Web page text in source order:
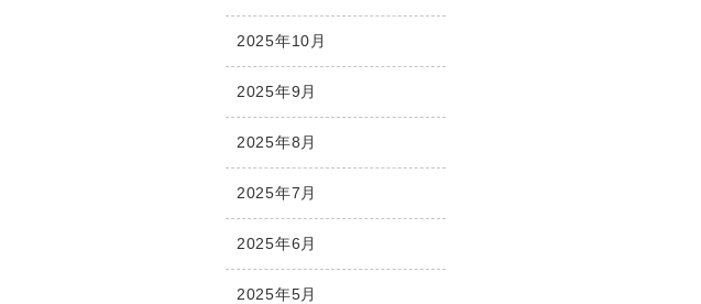
2025年10月
2025年9月
2025年8月
2025年7月
2025年6月
2025年5月